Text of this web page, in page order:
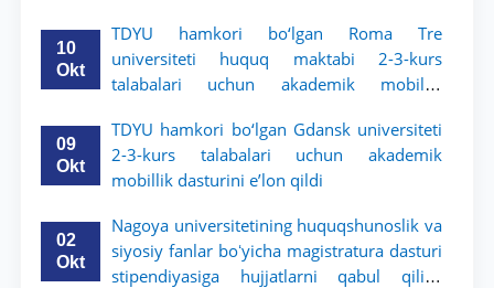
10
Okt
TDYU hamkori bo‘lgan Roma Tre
universiteti huquq maktabi 2-3-kurs
talabalari uchun akademik mobillik
09
Okt
TDYU hamkori bo‘lgan Gdansk universiteti
2-3-kurs talabalari uchun akademik
mobillik dasturini e’lon qildi
02
Okt
Nagoya universitetining huquqshunoslik va
siyosiy fanlar boʻyicha magistratura dasturi
stipendiyasiga hujjatlarni qabul qilish